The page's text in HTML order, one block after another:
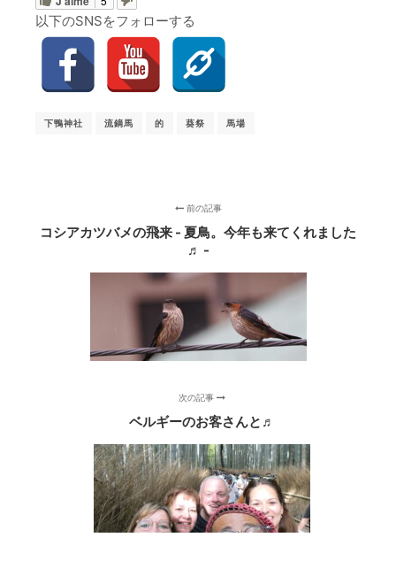
以下のSNSをフォローする
下鴨神社 流鏑馬 的 葵祭 馬場
前の記事
コシアカツバメの飛来 - 夏鳥。今年も来てくれました
♬ -
次の記事
ベルギーのお客さんと♬